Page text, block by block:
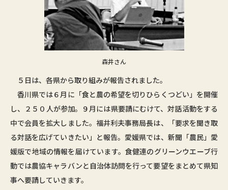
森井さん
５日は、各県から取り組みが報告されました。
香川県では６月に「食と農の希望を切りひらくつどい」を開催
し、２５０人が参加。９月には県要請にむけて、対話活動をする
中で会員を拡大しました。福井利夫事務局長は、「要求を聞き取
る対話を広げていきたい」と報告。愛媛県では、新聞「農民」愛
媛版で地域の情報を届けています。食健連のグリーンウエーブ行
動では農協キャラバンと自治体訪問を行って要望をまとめて県知
事へ要請していきます。